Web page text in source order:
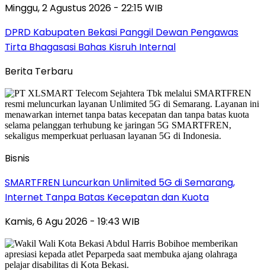
Minggu, 2 Agustus 2026 - 22:15 WIB
DPRD Kabupaten Bekasi Panggil Dewan Pengawas
Tirta Bhagasasi Bahas Kisruh Internal
Berita Terbaru
Bisnis
SMARTFREN Luncurkan Unlimited 5G di Semarang,
Internet Tanpa Batas Kecepatan dan Kuota
Kamis, 6 Agu 2026 - 19:43 WIB